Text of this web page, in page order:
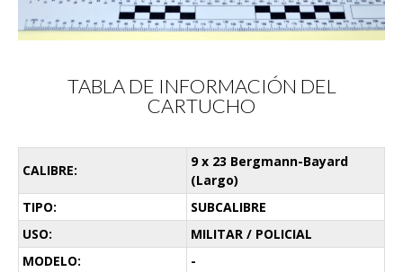
TABLA DE INFORMACIÓN DEL
CARTUCHO
CALIBRE:
9 x 23 Bergmann-Bayard
(Largo)
TIPO:
SUBCALIBRE
USO:
MILITAR / POLICIAL
MODELO:
-